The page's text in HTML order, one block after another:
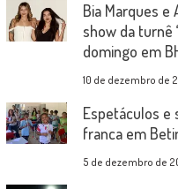
Bia Marques e
show da turnê
domingo em
10 de dezembro de
Espetáculos e
franca em
5 de dezembro de